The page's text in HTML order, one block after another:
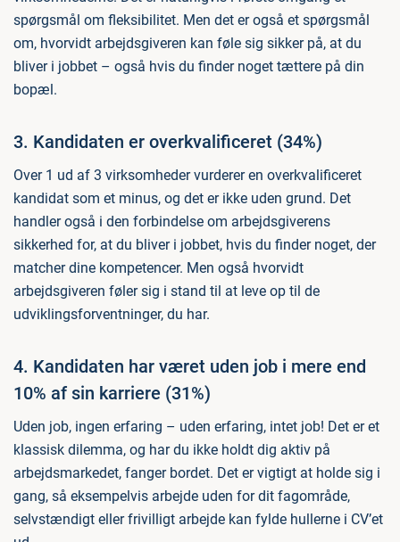
spørgsmål om fleksibilitet. Men det er også et spørgsmål
om, hvorvidt arbejdsgiveren kan føle sig sikker på, at du
bliver i jobbet – også hvis du finder noget tættere på din
bopæl.
3. Kandidaten er overkvalificeret (34%)
Over 1 ud af 3 virksomheder vurderer en overkvalificeret
kandidat som et minus, og det er ikke uden grund. Det
handler også i den forbindelse om arbejdsgiverens
sikkerhed for, at du bliver i jobbet, hvis du finder noget, der
matcher dine kompetencer. Men også hvorvidt
arbejdsgiveren føler sig i stand til at leve op til de
udviklingsforventninger, du har.
4. Kandidaten har været uden job i mere end
10% af sin karriere (31%)
Uden job, ingen erfaring – uden erfaring, intet job! Det er et
klassisk dilemma, og har du ikke holdt dig aktiv på
arbejdsmarkedet, fanger bordet. Det er vigtigt at holde sig i
gang, så eksempelvis arbejde uden for dit fagområde,
selvstændigt eller frivilligt arbejde kan fylde hullerne i CV’et